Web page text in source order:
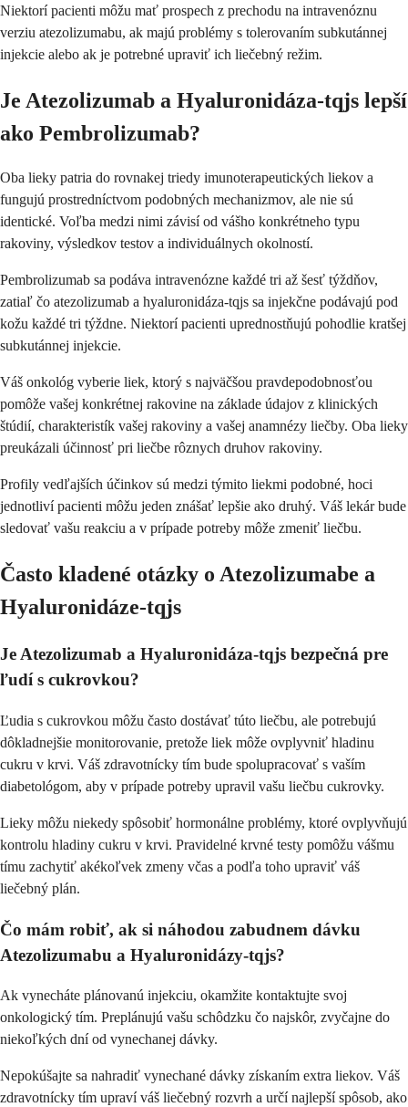
Niektorí pacienti môžu mať prospech z prechodu na intravenóznu
verziu atezolizumabu, ak majú problémy s tolerovaním subkutánnej
injekcie alebo ak je potrebné upraviť ich liečebný režim.
Je Atezolizumab a Hyaluronidáza-tqjs lepší
ako Pembrolizumab?
Oba lieky patria do rovnakej triedy imunoterapeutických liekov a
fungujú prostredníctvom podobných mechanizmov, ale nie sú
identické. Voľba medzi nimi závisí od vášho konkrétneho typu
rakoviny, výsledkov testov a individuálnych okolností.
Pembrolizumab sa podáva intravenózne každé tri až šesť týždňov,
zatiaľ čo atezolizumab a hyaluronidáza-tqjs sa injekčne podávajú pod
kožu každé tri týždne. Niektorí pacienti uprednostňujú pohodlie kratšej
subkutánnej injekcie.
Váš onkológ vyberie liek, ktorý s najväčšou pravdepodobnosťou
pomôže vašej konkrétnej rakovine na základe údajov z klinických
štúdií, charakteristík vašej rakoviny a vašej anamnézy liečby. Oba lieky
preukázali účinnosť pri liečbe rôznych druhov rakoviny.
Profily vedľajších účinkov sú medzi týmito liekmi podobné, hoci
jednotliví pacienti môžu jeden znášať lepšie ako druhý. Váš lekár bude
sledovať vašu reakciu a v prípade potreby môže zmeniť liečbu.
Často kladené otázky o Atezolizumabe a
Hyaluronidáze-tqjs
Je Atezolizumab a Hyaluronidáza-tqjs bezpečná pre
ľudí s cukrovkou?
Ľudia s cukrovkou môžu často dostávať túto liečbu, ale potrebujú
dôkladnejšie monitorovanie, pretože liek môže ovplyvniť hladinu
cukru v krvi. Váš zdravotnícky tím bude spolupracovať s vaším
diabetológom, aby v prípade potreby upravil vašu liečbu cukrovky.
Lieky môžu niekedy spôsobiť hormonálne problémy, ktoré ovplyvňujú
kontrolu hladiny cukru v krvi. Pravidelné krvné testy pomôžu vášmu
tímu zachytiť akékoľvek zmeny včas a podľa toho upraviť váš
liečebný plán.
Čo mám robiť, ak si náhodou zabudnem dávku
Atezolizumabu a Hyaluronidázy-tqjs?
Ak vynecháte plánovanú injekciu, okamžite kontaktujte svoj
onkologický tím. Preplánujú vašu schôdzku čo najskôr, zvyčajne do
niekoľkých dní od vynechanej dávky.
Nepokúšajte sa nahradiť vynechané dávky získaním extra liekov. Váš
zdravotnícky tím upraví váš liečebný rozvrh a určí najlepší spôsob, ako